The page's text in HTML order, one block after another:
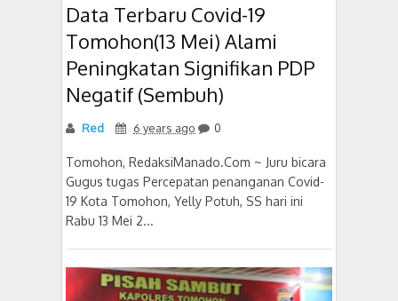
Data Terbaru Covid-19
Tomohon(13 Mei) Alami
Peningkatan Signifikan PDP
Negatif (Sembuh)
Red 6 years ago 0
Tomohon, RedaksiManado.Com ~ Juru bicara
Gugus tugas Percepatan penanganan Covid-
19 Kota Tomohon, Yelly Potuh, SS hari ini
Rabu 13 Mei 2...